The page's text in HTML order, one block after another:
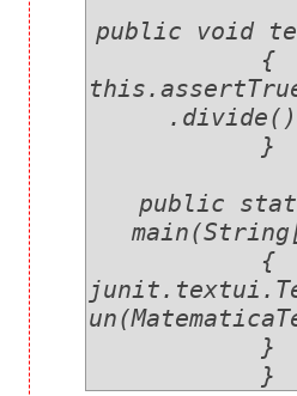
public void
{
}
public
{
}
}